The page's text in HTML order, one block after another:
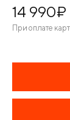
14 990¤
При оплате